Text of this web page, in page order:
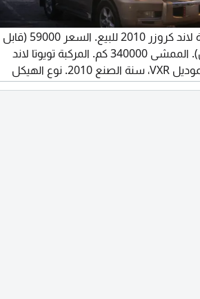
سيارة لاند كروزر 2010 للبيع. السعر 59000 (قابل
للتفاوض). الممشى 340000 كم. المركبة تويوتا لاند
كروزر، الموديل VXR، سنة الصنع 2010. نوع الهيكل
سيدان. المحرك 5700 سي سي، 8 سلندر. ناقل الحركة